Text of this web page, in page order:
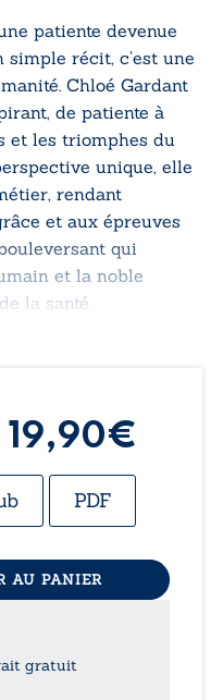
patiente devenue
simple récit, c’est une
Chloé Gardant
de patiente à
et les triomphes du
unique, elle
rendant
et aux épreuves
qui
et la noble
la santé.
19,90€
de
PDF
AU PANIER
gratuit